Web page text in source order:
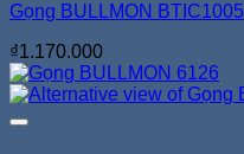
Gọng BULLMON BTIC1005
₫1.170.000